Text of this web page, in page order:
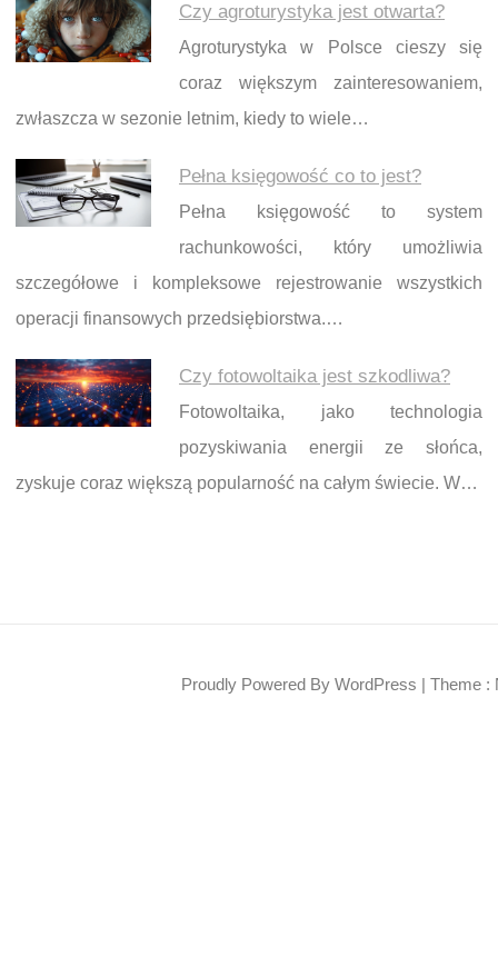
Czy agroturystyka jest otwarta?
Agroturystyka w Polsce cieszy się
coraz większym zainteresowaniem,
zwłaszcza w sezonie letnim, kiedy to wiele…
Pełna księgowość co to jest?
Pełna księgowość to system
rachunkowości, który umożliwia
szczegółowe i kompleksowe rejestrowanie wszystkich
operacji finansowych przedsiębiorstwa.…
Czy fotowoltaika jest szkodliwa?
Fotowoltaika, jako technologia
pozyskiwania energii ze słońca,
zyskuje coraz większą popularność na całym świecie. W…
Proudly Powered By WordPress | Theme :